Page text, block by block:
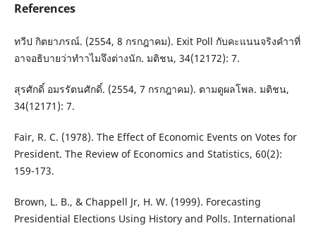
References
ทวีป กิตยาภรณ์. (2554, 8 กรกฎาคม). Exit Poll กับคะแนนจริงคําาที่
อาจอธิบายว่าทําาไมจึงต่างนัก. มติชน, 34(12172): 7.
สุรศักดิ์ อมรรัตนศักดิ์. (2554, 7 กรกฎาคม). ตามดูผลโพล. มติชน,
34(12171): 7.
Fair, R. C. (1978). The Effect of Economic Events on Votes for
President. The Review of Economics and Statistics, 60(2):
159-173.
Brown, L. B., & Chappell Jr, H. W. (1999). Forecasting
Presidential Elections Using History and Polls. International